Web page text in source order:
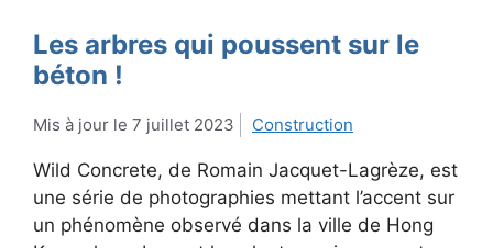
Les arbres qui poussent sur le
béton !
7 juillet 2023 Construction
Wild Concrete, de Romain Jacquet-Lagrèze, est
une série de photographies mettant l’accent sur
un phénomène observé dans la ville de Hong